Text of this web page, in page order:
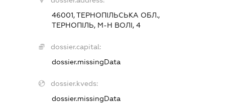
46001, ТЕРНОПІЛЬСЬКА ОБЛ.,
ТЕРНОПІЛЬ, М-Н ВОЛІ, 4
dossier.capital:
dossier.missingData
dossier.kveds:
dossier.missingData